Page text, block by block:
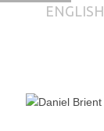
ENGLISH